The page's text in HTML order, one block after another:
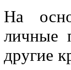
На
личные
другие